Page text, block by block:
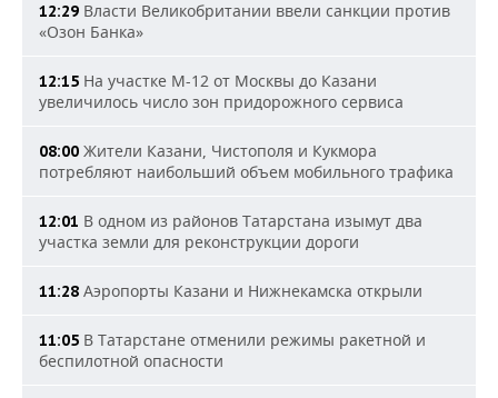
12:29 Власти Великобритании ввели санкции против
«Озон Банка»
12:15 На участке М-12 от Москвы до Казани
увеличилось число зон придорожного сервиса
08:00 Жители Казани, Чистополя и Кукмора
потребляют наибольший объем мобильного трафика
12:01 В одном из районов Татарстана изымут два
участка земли для реконструкции дороги
11:28 Аэропорты Казани и Нижнекамска открыли
11:05 В Татарстане отменили режимы ракетной и
беспилотной опасности